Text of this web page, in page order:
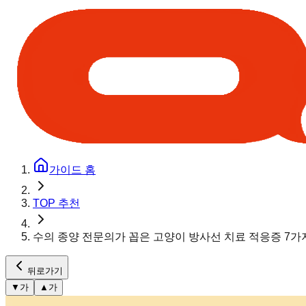
가이드 홈
TOP 추천
수의 종양 전문의가 꼽은 고양이 방사선 치료 적응증 7가
뒤로가기
▼ 가 ▲ 가